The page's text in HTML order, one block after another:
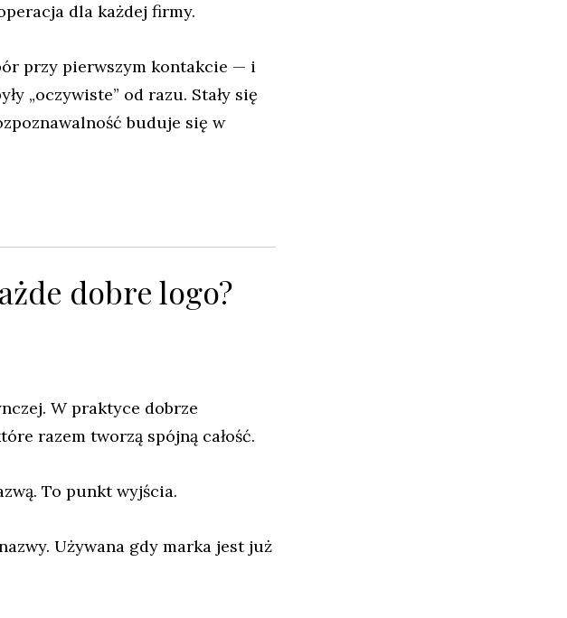
dla każdej firmy.
przy pierwszym kontakcie — i
„oczywiste” od razu. Stały się
buduje się w
dobre logo?
W praktyce dobrze
razem tworzą spójną całość.
To punkt wyjścia.
Używana gdy marka jest już